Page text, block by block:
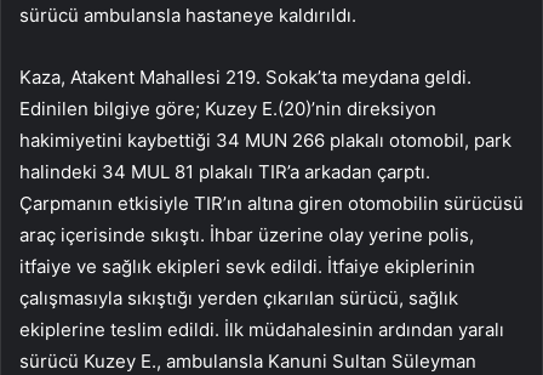
sürücü ambulansla hastaneye kaldırıldı.
Kaza, Atakent Mahallesi 219. Sokak’ta meydana geldi.
Edinilen bilgiye göre; Kuzey E.(20)’nin direksiyon
hakimiyetini kaybettiği 34 MUN 266 plakalı otomobil, park
halindeki 34 MUL 81 plakalı TIR’a arkadan çarptı.
Çarpmanın etkisiyle TIR’ın altına giren otomobilin sürücüsü
araç içerisinde sıkıştı. İhbar üzerine olay yerine polis,
itfaiye ve sağlık ekipleri sevk edildi. İtfaiye ekiplerinin
çalışmasıyla sıkıştığı yerden çıkarılan sürücü, sağlık
ekiplerine teslim edildi. İlk müdahalesinin ardından yaralı
sürücü Kuzey E., ambulansla Kanuni Sultan Süleyman